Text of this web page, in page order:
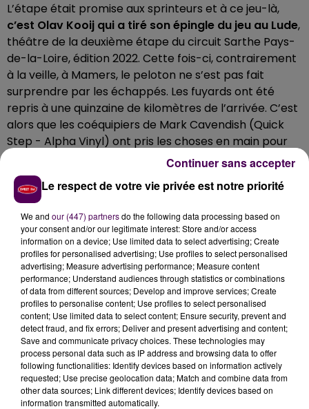
L’étape était promise aux sprinteurs et à ce jeu-là,
c’est Olav Kooij qui a tiré son épingle du jeu au Lude,
théâtre de la deuxième étape du circuit Sarthe Pays-
de-la-Loire, édition 2022. Cette fois-ci, contrairement
à la veille, à Mamers, le peloton ne s’est pas fait
surprendre par les échappés. Les fuyards ont été
repris à une quinzaine de kilomètres de l’arrivée. C’est
alors que les coéquipiers de Mark Cavendish (Quick
Step - Alpha Vinyl) ont pris les choses en main pour
accentuer le rythme et assurer un bon placement au
sprinteur originaire de l’île de Man. Mais le Néerlandais
de 20 ans, Olav Kooij, première année chez les pros, a
ravi la victoire, au nez et à la barbe des cadors. Au
classement général, pas de changement, le Danois
Mads Pedersen conserve son maillot jaune. A noter
quele Slovaque Peter Sagan a abandonné l’épreuve
au cours de cette deuxième étape. Ce jeudi, place à
la troisième étape à Sablé-sur-Sarthe avec 176
kilomètres à parcourir.
Le respect de votre vie privée est notre priorité
We and our (447) partnersdo the following data processing based on
your consent and/or our legitimate interest: Store and/or access
information on a device; Use limited data to select advertising; Create
profiles for personalised advertising; Use profiles to select personalised
advertising; Measure advertising performance; Measure content
performance; Understand audiences through statistics or combinations
of data from different sources; Develop and improve services; Create
profiles to personalise content; Use profiles to select personalised
content; Use limited data to select content; Ensure security, prevent and
detect fraud, and fix errors; Deliver and present advertising and content;
Save and communicate privacy choices. These technologies may
process personal data such as IP address and browsing data to offer
following functionalities: Identify devices based on information actively
requested; Use precise geolocation data; Match and combine data from
other data sources; Link different devices; Identify devices based on
information transmitted automatically.
Continuer sans accepter